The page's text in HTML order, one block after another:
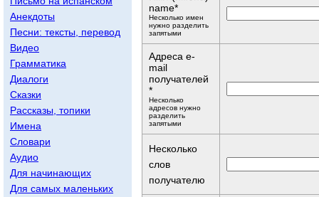
Анекдоты
Песни: тексты, перевод
Видео
Грамматика
Диалоги
Сказки
Рассказы, топики
Имена
Словари
Аудио
Для начинающих
Для самых маленьких
name*
Несколько имен
нужно разделить
запятыми
Адреса e-
mail
получателей
*
Несколько
адресов нужно
разделить
запятыми
Несколько
слов
получателю